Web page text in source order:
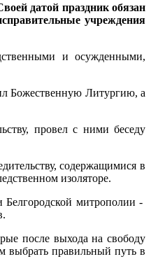
датой праздник обязан
учреждения
и осужденными,
Божественную Литургию, а
провел с ними беседу
содержащимися в
изоляторе.
Белгородской митрополии -
после выхода на свободу
выбрать правильный путь в